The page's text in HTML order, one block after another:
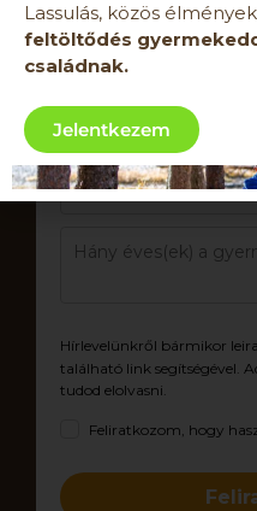
Hírlevelünkről bármikor
található link segítségével.
tudod elolvasni.
Feliratkozom, hogy
Lassulás, közös
feltöltődés
családnak.
Jelentkezem